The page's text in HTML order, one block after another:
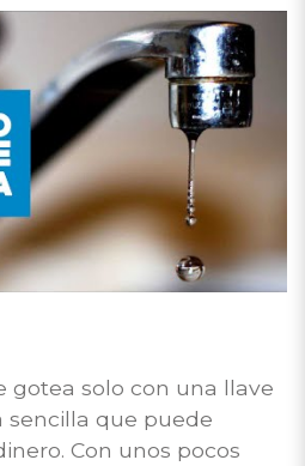
gotea solo con una llave
sencilla que puede
Con unos pocos